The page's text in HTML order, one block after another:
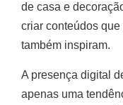
de casa e
criar conteúdos
também inspiram.
A presença digital
apenas uma